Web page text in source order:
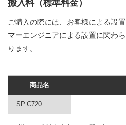
搬入料（標準料金）
ご購入の際には、お客様による設
マーエンジニアによる設置に関わ
ります。
商品名
SP C720